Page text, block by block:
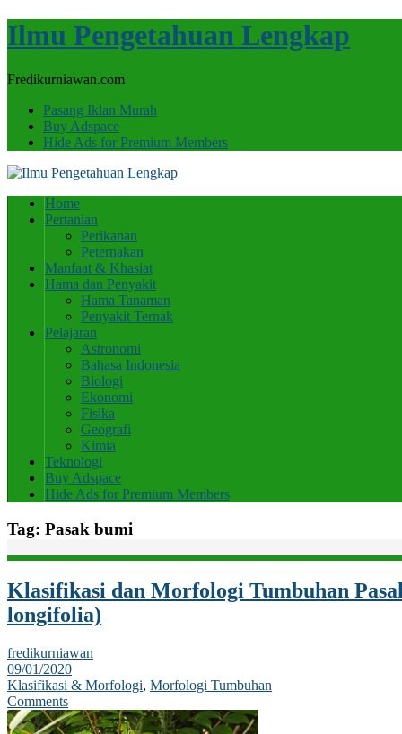
Ilmu Pengetahuan Lengkap
Fredikurniawan.com
Pasang Iklan Murah
Buy Adspace
Hide Ads for Premium Members
Home
Pertanian
Perikanan
Peternakan
Manfaat & Khasiat
Hama dan Penyakit
Hama Tanaman
Penyakit Ternak
Pelajaran
Astronomi
Bahasa Indonesia
Biologi
Ekonomi
Fisika
Geografi
Kimia
Teknologi
Buy Adspace
Hide Ads for Premium Members
Tag: Pasak bumi
Klasifikasi dan Morfologi Tumbuhan
longifolia)
fredikurniawan
09/01/2020
Klasifikasi & Morfologi, Morfologi Tumbuhan
Comments